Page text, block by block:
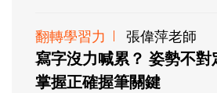
翻轉學習力 張偉萍老師
寫字沒力喊累？ 姿勢不對
掌握正確握筆關鍵